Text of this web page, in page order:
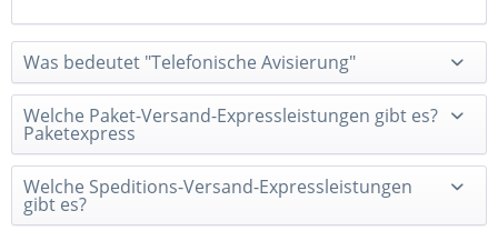
Was bedeutet "Telefonische Avisierung"
Welche Paket-Versand-Expressleistungen gibt es?
Paketexpress
Welche Speditions-Versand-Expressleistungen
gibt es?